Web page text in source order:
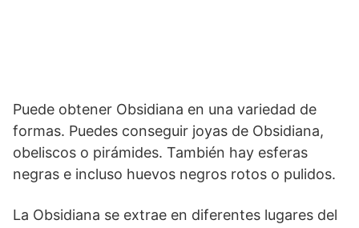
Puede obtener Obsidiana en una variedad de
formas. Puedes conseguir joyas de Obsidiana,
obeliscos o pirámides. También hay esferas
negras e incluso huevos negros rotos o pulidos.
La Obsidiana se extrae en diferentes lugares del